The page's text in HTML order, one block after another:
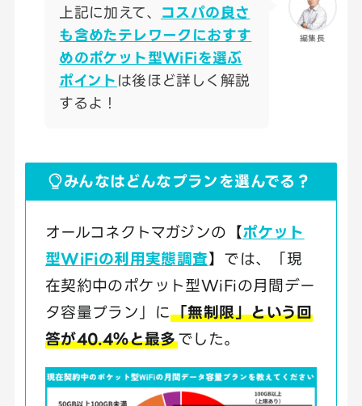
編集長
上記に加えて、 コスパの良さ
も含めたテレワークにおすす
めのポケット型WiFiを選ぶ
ポイント は後ほど詳しく解説
するよ！
みんなはどんなプランを選んでる？
オールコネクトマガジンの【ポケット
型WiFiの利用実態調査】では、「現
在契約中のポケット型WiFiの月間デー
タ容量プラン」に「無制限」という回
答が40.4％と最多でした。